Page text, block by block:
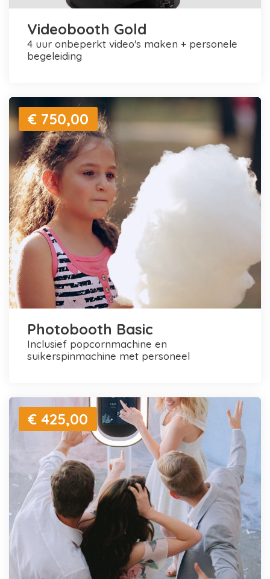
Videobooth Gold
4 uur onbeperkt video's maken + personele
begeleiding
€ 750,00
Photobooth Basic
inclusief popcornmachine en
suikerspinmachine met personeel
€ 425,00